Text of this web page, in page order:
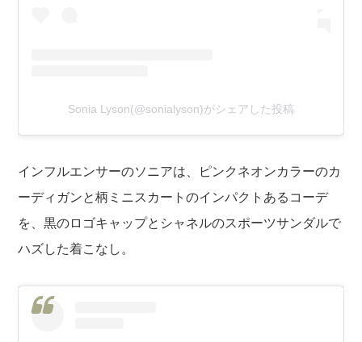
Sonia Lyson(@sonialyson)がシェアした投稿
インフルエンサーのソニアは、ピンクネオンカラーのカ
ーディガンと柄ミニスカートのインパクトあるコーデ
を、黒のロゴキャップとシャネルのスポーツサンダルで
ハズした着こなし。